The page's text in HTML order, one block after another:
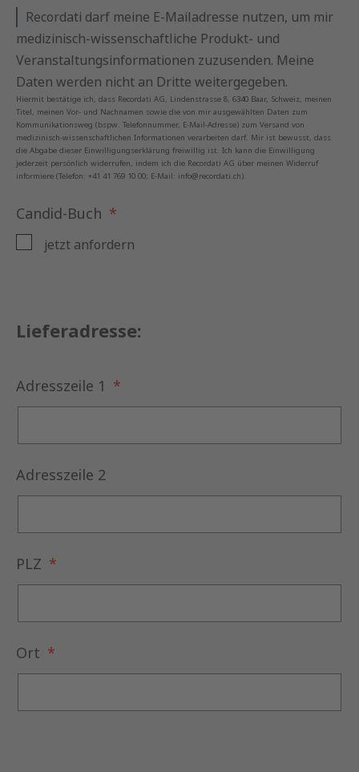
Recordati darf meine E-Mailadresse nutzen, um mir
medizinisch-wissenschaftliche Produkt- und
Veranstaltungsinformationen zuzusenden. Meine
Daten werden nicht an Dritte weitergegeben.
Hiermit bestätige ich, dass Recordati AG, Lindenstrasse 8, 6340 Baar, Schweiz, meinen
Titel, meinen Vor- und Nachnamen sowie die von mir ausgewählten Daten zum
Kommunikationsweg (bspw. Telefonnummer, E-Mail-Adresse) zum Versand von
medizinisch-wissenschaftlichen Informationen verarbeiten darf. Mir ist bewusst, dass
die Abgabe dieser Einwilligungserklärung freiwillig ist. Ich kann die Einwilligung
jederzeit persönlich widerrufen, indem ich die Recordati AG über meinen Widerruf
informiere (Telefon: +41 41 769 10 00; E-Mail: info@recordati.ch).
Candid-Buch
jetzt anfordern
Lieferadresse:
Adresszeile 1
Adresszeile 2
PLZ
Ort